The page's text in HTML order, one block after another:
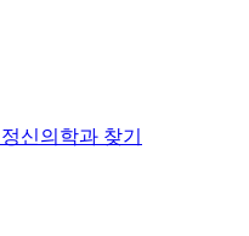
정신의학과 찾기